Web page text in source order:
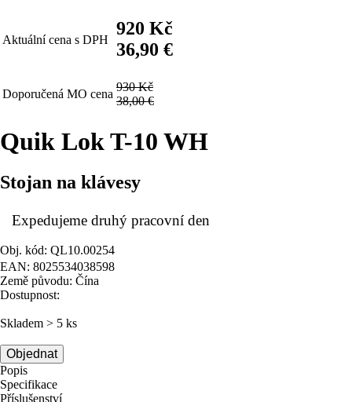
Aktuální cena s DPH
920 Kč
36,90 €
Doporučená MO cena
930 Kč
38,00 €
Quik Lok T-10 WH
Stojan na klávesy
Expedujeme druhý pracovní den
Obj. kód: QL10.00254
EAN: 8025534038598
Země původu: Čína
Dostupnost:
Skladem > 5 ks
Objednat
Popis
Specifikace
Příslušenství